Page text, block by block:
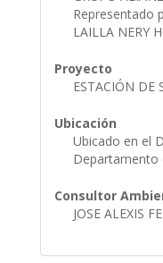
Representado
LAILLA NERY
Proyecto
ESTACIÓN DE
Ubicación
Ubicado en el
Departamento
Consultor
JOSE ALEXIS